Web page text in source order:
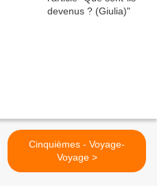
Cinquièmes - Voyage-
Voyage >